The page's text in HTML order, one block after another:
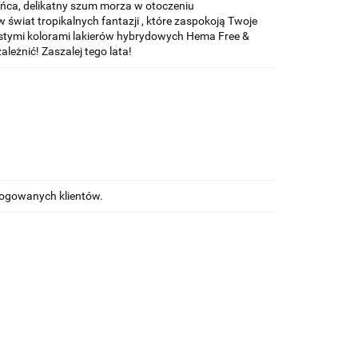
delikatny szum morza w otoczeniu
świat tropikalnych fantazji , które zaspokoją Twoje
kolorami lakierów hybrydowych Hema Free &
Zaszalej tego lata!
klientów.